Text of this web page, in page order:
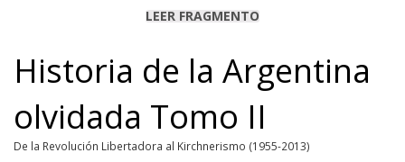
LEER FRAGMENTO
Historia de la Argentina
olvidada Tomo II
De la Revolución Libertadora al Kirchnerismo (1955-2013)